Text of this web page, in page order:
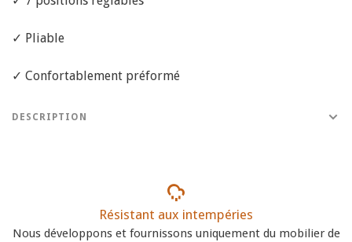
✓ Pliable
✓ Confortablement préformé
DESCRIPTION
Résistant aux intempéries
Nous développons et fournissons uniquement du mobilier de